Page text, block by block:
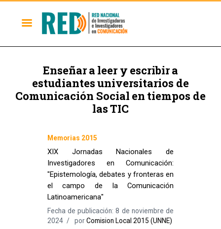
Enseñar a leer y escribir a
estudiantes universitarios de
Comunicación Social en tiempos de
las TIC
Memorias 2015
XIX Jornadas Nacionales de
Investigadores en Comunicación:
"Epistemología, debates y fronteras en
el campo de la Comunicación
Latinoamericana"
Fecha de publicación: 8 de noviembre de
2024
porComision Local 2015 (UNNE)